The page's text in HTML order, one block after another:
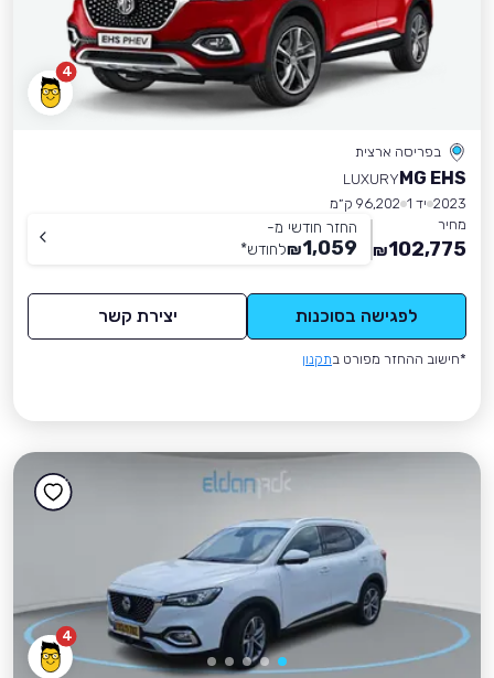
4
בפריסה ארצית
MG EHS
LUXURY
2023 יד 1
96,202 ק״מ
מחיר
102,775
₪
החזר חודשי מ-
1,059
₪לחודש*
לפגישה בסוכנות יצירת קשר
*חישוב ההחזר מפורט בתקנון
4